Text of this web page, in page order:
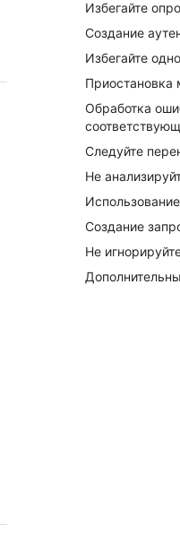
Избегайте
Создание
Избегайте
Обработка
Следуйте
Не
Создание
Не